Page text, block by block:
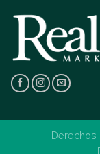
Derechos